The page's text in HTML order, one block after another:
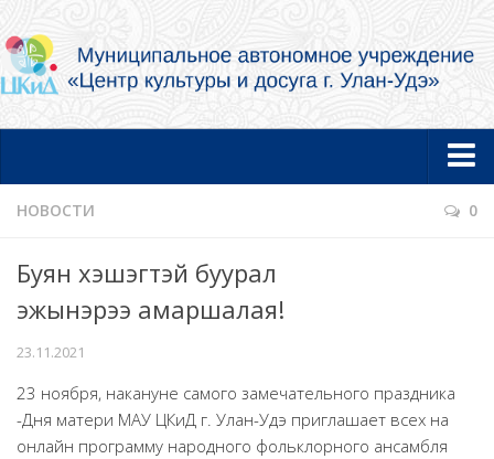
Главная
Об учреждении
Документы
Услуги в электронной форме
Фотогалерея
Творческие коллективы и артисты
НОВОСТИ 0
Буян хэшэгтэй буурал
эжынэрээ амаршалая!
23.11.2021
23 ноября, накануне самого замечательного праздника
-Дня матери МАУ ЦКиД г. Улан-Удэ приглашает всех на
онлайн программу народного фольклорного ансамбля